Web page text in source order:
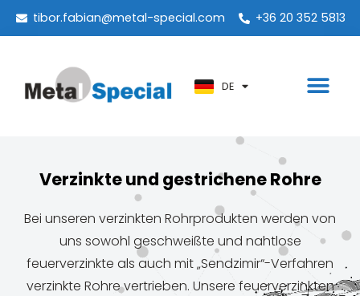
tibor.fabian@metal-special.com +36 20 352 5813
DE
PT
KO
AR
Verzinkte und gestrichene Rohre
Bei unseren verzinkten Rohrprodukten werden von
uns sowohl geschweißte und nahtlose
feuerverzinkte als auch mit „Sendzimir“-Verfahren
verzinkte Rohre vertrieben. Unsere feuerverzinkten